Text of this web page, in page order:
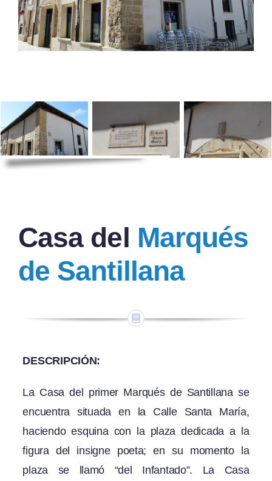
Casa del Marqués
de Santillana
DESCRIPCIÓN:
La Casa del primer Marqués de Santillana se
encuentra situada en la Calle Santa María,
haciendo esquina con la plaza dedicada a la
figura del insigne poeta; en su momento la
plaza se llamó “del Infantado”. La Casa